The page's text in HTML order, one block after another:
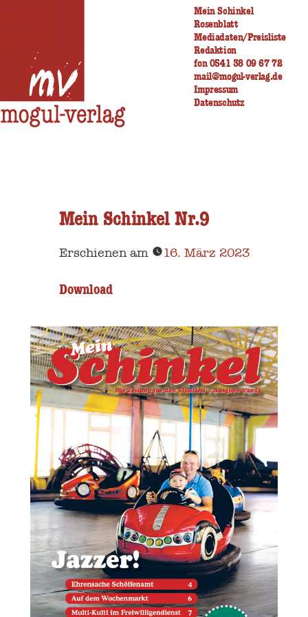
springen
Mein Schinkel
Rosenblatt
Mediadaten/Preisliste
Redaktion
fon 0541 38 09 67 72
mail@mogul-verlag.de
Impressum
Datenschutz
Mein Schinkel Nr.9
Erschienen am 16. März 2023
Download